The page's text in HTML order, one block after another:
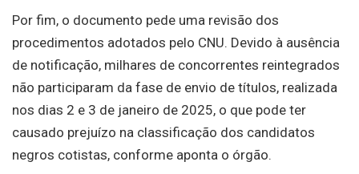
Por fim, o documento pede uma revisão dos
procedimentos adotados pelo CNU. Devido à ausência
de notificação, milhares de concorrentes reintegrados
não participaram da fase de envio de títulos, realizada
nos dias 2 e 3 de janeiro de 2025, o que pode ter
causado prejuízo na classificação dos candidatos
negros cotistas, conforme aponta o órgão.